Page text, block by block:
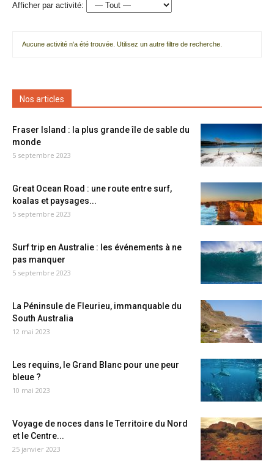
Afficher par activité:
Aucune activité n'a été trouvée. Utilisez un autre filtre de recherche.
Nos articles
Fraser Island : la plus grande île de sable du
monde
5 septembre 2023
Great Ocean Road : une route entre surf,
koalas et paysages...
5 septembre 2023
Surf trip en Australie : les événements à ne
pas manquer
5 septembre 2023
La Péninsule de Fleurieu, immanquable du
South Australia
12 mai 2023
Les requins, le Grand Blanc pour une peur
bleue ?
10 mai 2023
Voyage de noces dans le Territoire du Nord
et le Centre...
25 janvier 2023